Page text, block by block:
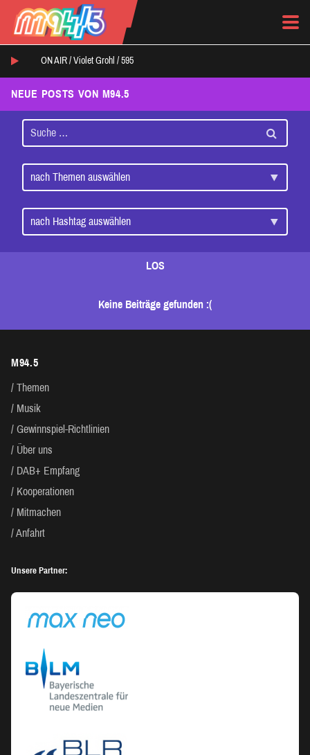
ON AIR / Violet Grohl / 595
NEUE POSTS VON M94.5
LOS
Keine Beiträge gefunden :(
M94.5
Themen
Musik
Gewinnspiel-Richtlinien
Über uns
DAB+ Empfang
Kooperationen
Mitmachen
Anfahrt
Unsere Partner: